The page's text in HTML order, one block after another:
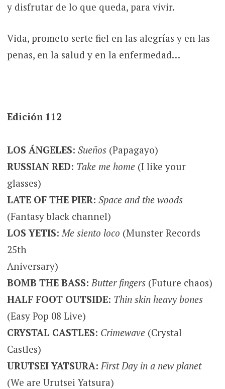
y disfrutar de lo que queda, para vivir.
Vida, prometo serte fiel en las alegrías y en las
penas, en la salud y en la enfermedad…
Edición 112
LOS ÁNGELES: Sueños (Papagayo)
RUSSIAN RED: Take me home(I like your
glasses)
LATE OF THE PIER: Space and the woods
(Fantasy black channel)
LOS YETIS: Me siento loco (Munster Records
25th
Aniversary)
BOMB THE BASS: Butter fingers(Future chaos)
HALF FOOT OUTSIDE: Thin skin heavy bones
(Easy Pop 08 Live)
CRYSTAL CASTLES: Crimewave (Crystal
Castles)
URUTSEI YATSURA: First Day in a new planet
(We are Urutsei Yatsura)